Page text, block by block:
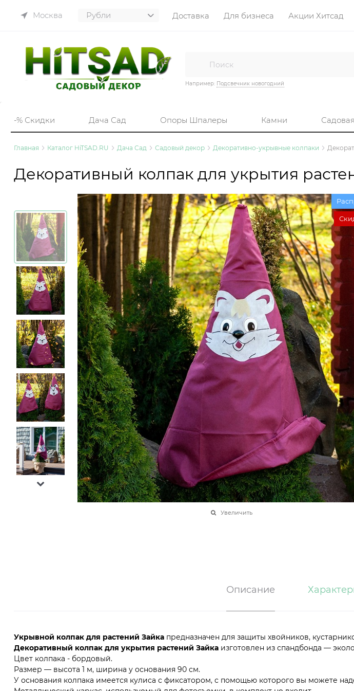
Москва Доставка Для бизнеса Акции Хитсад
Например: Подсвечник новогодний
-% Скидки Дача Сад Опоры Шпалеры Камни
Главная Каталог HiTSAD.RU Дача Сад Садовый декор Декоративно-укрывные колпаки
Декоративный колпак для укрытия
Увеличить
Описание
Укрывной колпак для растений Зайка предназначен для защиты хвойников,
Декоративный колпак для укрытия растений Зайка изготовлен из спандбонда —
Цвет колпака - бордовый.
Размер — высота 1 м, ширина у основания 90 см.
У основания колпака имеется кулиса с фиксатором, с помощью которого вы можете